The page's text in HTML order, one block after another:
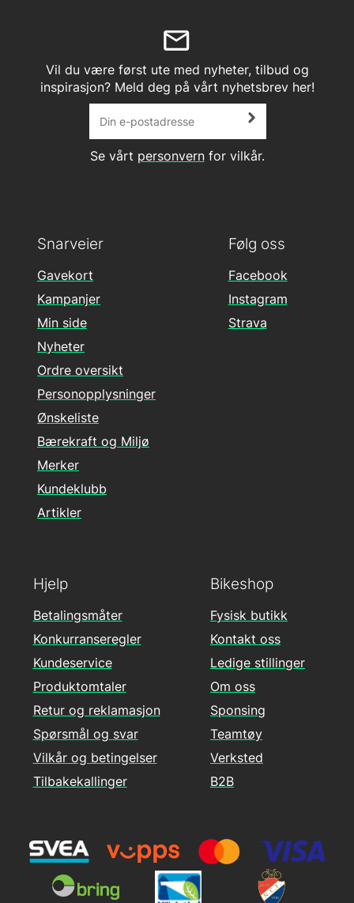
Vil du være først ute med nyheter, tilbud og
inspirasjon? Meld deg på vårt nyhetsbrev her!
Se vårt personvernfor vilkår.
Følg oss
Facebook
Instagram
Strava
Hjelp
Betalingsmåter
Konkurranseregler
Kundeservice
Produktomtaler
Retur og reklamasjon
Spørsmål og svar
Vilkår og betingelser
Tilbakekallinger
Snarveier
Gavekort
Kampanjer
Min side
Nyheter
Ordre oversikt
Personopplysninger
Ønskeliste
Bærekraft og Miljø
Merker
Kundeklubb
Artikler
Bikeshop
Fysisk butikk
Kontakt oss
Ledige stillinger
Om oss
Sponsing
Teamtøy
Verksted
B2B